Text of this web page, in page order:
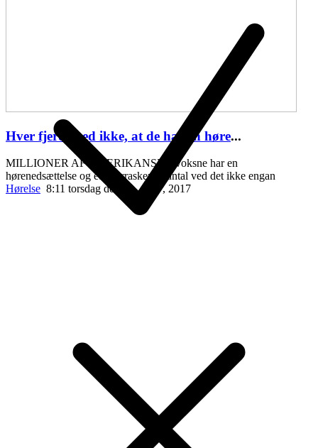
Hver fjerde ved ikke, at de har en høre...
MILLIONER AF AMERIKANSKE voksne har en
hørenedsættelse og et overraskende antal ved det ikke engan
Hørelse 8:11 torsdag den 20. april , 2017